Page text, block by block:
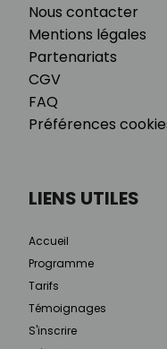
Nous contacter
Mentions légales
Partenariats
CGV
FAQ
Préférences
LIENS UTILES
Accueil
Programme
Tarifs
Témoignages
S'inscrire